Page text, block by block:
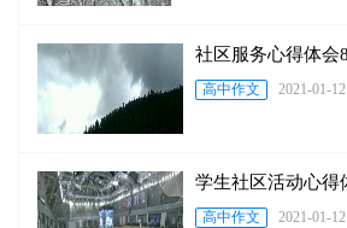
社区服务心得体会
高中作文 2021-01-
学生社区活动心得
高中作文 2021-01-